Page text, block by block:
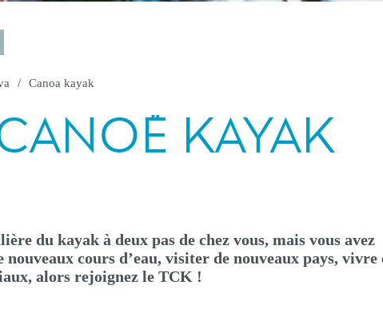
Canoa kayak
KAYAK
du kayak à deux pas de chez vous, mais vous avez
nouveaux cours d’eau, visiter de nouveaux pays, vivre
alors rejoignez le TCK !